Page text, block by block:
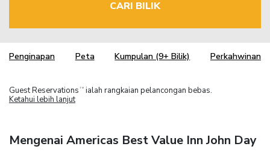
CARI BILIK
Penginapan Peta Kumpulan (9+ Bilik) Perkahwinan
Guest Reservations TM ialah rangkaian pelancongan bebas.
Ketahui lebih lanjut
Mengenai Americas Best Value Inn John Day